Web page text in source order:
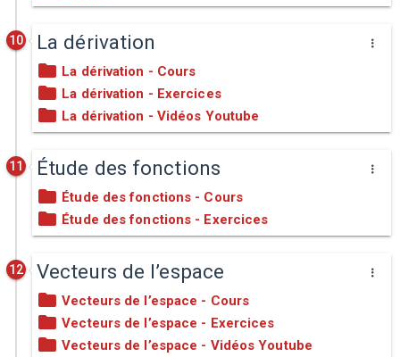
10 La dérivation
La dérivation - Cours
La dérivation - Exercices
La dérivation - Vidéos Youtube
11 Étude des fonctions
Étude des fonctions - Cours
Étude des fonctions - Exercices
12 Vecteurs de l’espace
Vecteurs de l’espace - Cours
Vecteurs de l’espace - Exercices
Vecteurs de l’espace - Vidéos Youtube